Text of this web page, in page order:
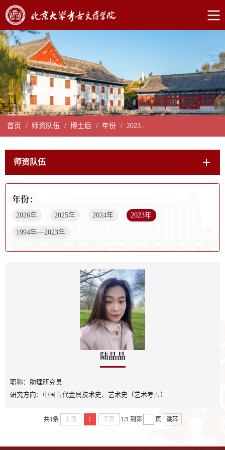
首页 / 师资队伍 / 博士后 / 年份 / 2023...
师资队伍
年份：
2026年 2025年 2024年 2023年
1994年—2023年
陆晶晶
职称： 助理研究员
研究方向：
中国古代金属技术史、艺术史（艺术考古）
共1条 上页 1 下页 1/1 到第 页 跳转